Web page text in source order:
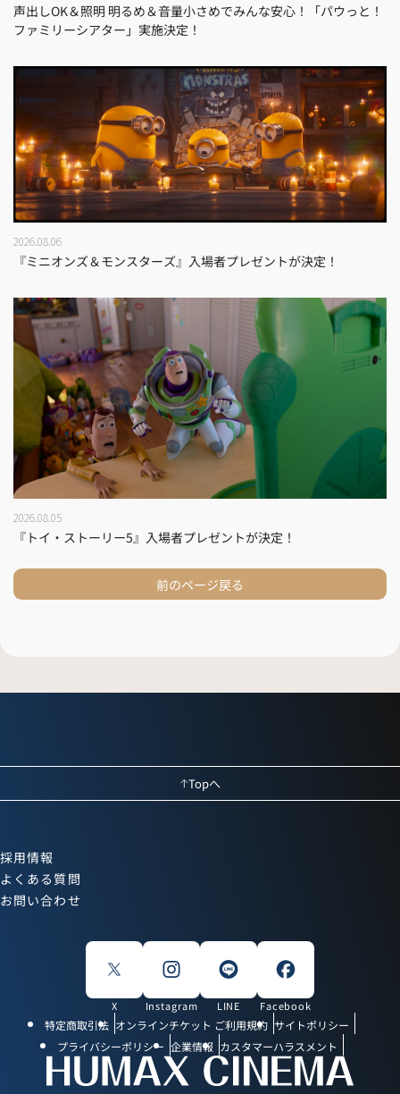
声出しOK＆照明 明るめ＆音量小さめでみんな安心！「パウっと！
ファミリーシアター」実施決定！
2026.08.06
『ミニオンズ＆モンスターズ』入場者プレゼントが決定！
2026.08.05
『トイ・ストーリー5』入場者プレゼントが決定！
前のページ戻る
Topへ
採用情報
よくある質問
お問い合わせ
X Instagram LINE Facebook
特定商取引法 オンラインチケット ご利用規約 サイトポリシー
プライバシーポリシー 企業情報 カスタマーハラスメント